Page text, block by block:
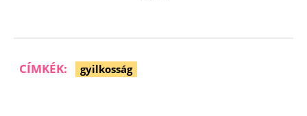
CÍMKÉK: gyilkosság